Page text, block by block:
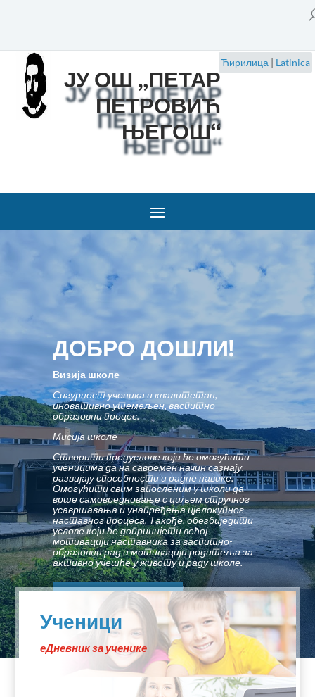
Ћирилица | Latinica
ЈУ ОШ „ПЕТАР
ПЕТРОВИЋ
ЊЕГОШ“
ДОБРО ДОШЛИ!
Визија школе
Сигурност ученика и квалитетан,
иновативно утемељен, васпитно-
образовни процес.
Мисија школе
Створити предуслове који ће омогућити
ученицима да на савремен начин сазнају,
развијају способности и радне навике.
Омогућити свим запосленим у школи да
врше самовредновање с циљем стручног
усавршавања и унапређења цјелокупног
наставног процеса. Такође, обезбиједити
услове који ће допринијети већој
мотивацији наставника за васпитно-
образовни рад и мотивацији родитеља за
активно учешће у животу и раду школе.
САЗНАЈТЕ ВИШЕ
Ученици
еДневник за ученике